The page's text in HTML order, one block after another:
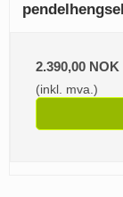
pendelhengsel
2.390,00 NOK
(inkl. mva.)